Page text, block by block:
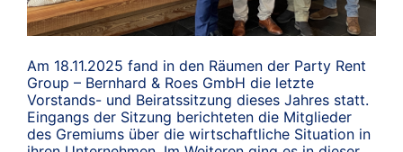
Am 18.11.2025 fand in den Räumen der Party Rent
Group – Bernhard & Roes GmbH die letzte
Vorstands- und Beiratssitzung dieses Jahres statt.
Eingangs der Sitzung berichteten die Mitglieder
des Gremiums über die wirtschaftliche Situation in